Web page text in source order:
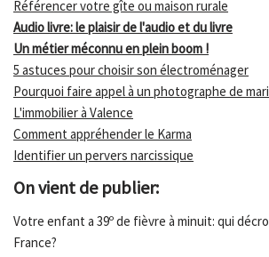
Référencer votre gîte ou maison rurale
Audio livre: le plaisir de l'audio et du livre
Un métier méconnu en plein boom !
5 astuces pour choisir son électroménager
Pourquoi faire appel à un photographe de
L'immobilier à Valence
Comment appréhender le Karma
Identifier un pervers narcissique
On vient de publier:
Votre enfant a 39º de fièvre à minuit: qui
France?